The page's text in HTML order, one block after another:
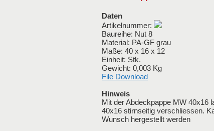
Daten
Artikelnummer:
Baureihe: Nut 8
Material: PA-GF grau
Maße: 40 x 16 x 12
Einheit: Stk.
Gewicht: 0,003 Kg
File Download
Hinweis
Mit der Abdeckpappe MW 40x16
40x16 stirnseitig verschliessen.
Wunsch hergestellt werden